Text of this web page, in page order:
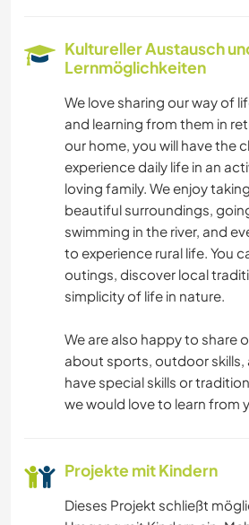
GÄRTNERN
FOTOGRAFIE
SPRACHEN
GARTENARBEITEN
ZEICHNEN & MALEN
TISCHLERARBEITEN
CAMPING
Kultureller Austausch
Lernmöglichkeiten
We love sharing our way of
and learning from them in
our home, you will have the
experience daily life in an
loving family. We enjoy
beautiful surroundings,
swimming in the river, and
to experience rural life. You
outings, discover local
simplicity of life in nature.
We are also happy to share
about sports, outdoor skills,
have special skills or
we would love to learn from
Projekte mit Kindern
Dieses Projekt schließt